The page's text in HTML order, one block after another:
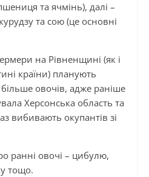
та ячмінь), далі –
та сою (це основні
на Рівненщині (як і
країни) планують
овочів, адже раніше
Херсонська область та
вибивають окупантів зі
ранні овочі – цибулю,
тощо.